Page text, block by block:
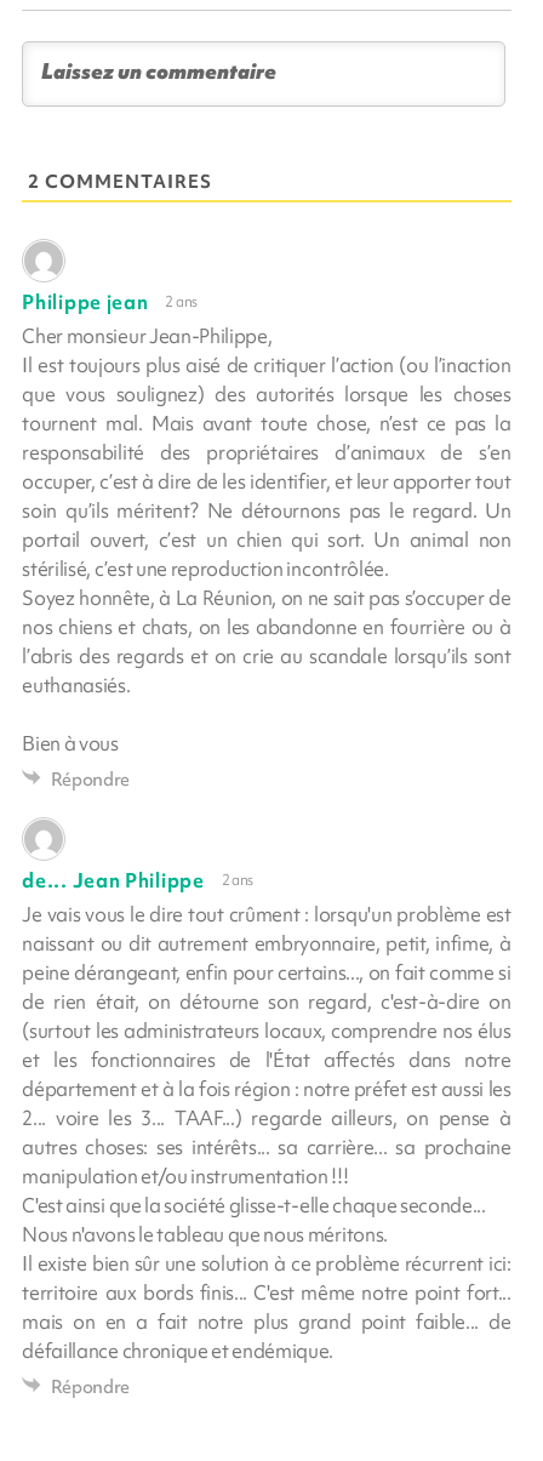
2 COMMENTAIRES
Philippe jean 2 ans
Cher monsieur Jean-Philippe,
Il est toujours plus aisé de critiquer l’action (ou l’inaction
que vous soulignez) des autorités lorsque les choses
tournent mal. Mais avant toute chose, n’est ce pas la
responsabilité des propriétaires d’animaux de s’en
occuper, c’est à dire de les identifier, et leur apporter tout
soin qu’ils méritent? Ne détournons pas le regard. Un
portail ouvert, c’est un chien qui sort. Un animal non
stérilisé, c’est une reproduction incontrôlée.
Soyez honnête, à La Réunion, on ne sait pas s’occuper de
nos chiens et chats, on les abandonne en fourrière ou à
l’abris des regards et on crie au scandale lorsqu’ils sont
euthanasiés.
Bien à vous
Répondre
de... Jean Philippe 2 ans
Je vais vous le dire tout crûment : lorsqu'un problème est
naissant ou dit autrement embryonnaire, petit, infime, à
peine dérangeant, enfin pour certains..., on fait comme si
de rien était, on détourne son regard, c'est-à-dire on
(surtout les administrateurs locaux, comprendre nos élus
et les fonctionnaires de l'État affectés dans notre
département et à la fois région : notre préfet est aussi les
2... voire les 3... TAAF...) regarde ailleurs, on pense à
autres choses: ses intérêts... sa carrière... sa prochaine
manipulation et/ou instrumentation !!!
C'est ainsi que la société glisse-t-elle chaque seconde...
Nous n'avons le tableau que nous méritons.
Il existe bien sûr une solution à ce problème récurrent ici:
territoire aux bords finis... C'est même notre point fort...
mais on en a fait notre plus grand point faible... de
défaillance chronique et endémique.
Répondre